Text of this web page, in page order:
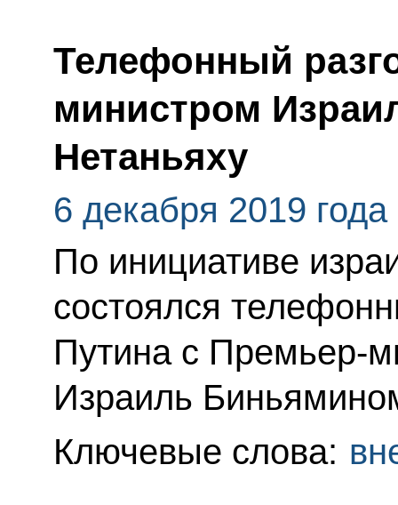
Телефонный
министром
Нетаньяху
6 декабря 2019 года
По инициативе
состоялся
Путина с Премьер-
Израиль
Ключевые слова: